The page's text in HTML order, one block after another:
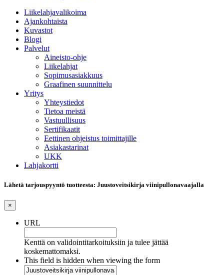
Liikelahjavalikoima
Ajankohtaista
Kuvastot
Blogi
Palvelut
Aineisto-ohje
Liikelahjat
Sopimusasiakkuus
Graafinen suunnittelu
Yritys
Yhteystiedot
Tietoa meistä
Vastuullisuus
Sertifikaatit
Eettinen ohjeistus toimittajille
Asiakastarinat
UKK
Lahjakortti
Lähetä tarjouspyyntö tuotteesta: Juustoveitsikirja viinipullonavaajalla
×
URL
Kenttä on validointitarkoituksiin ja tulee jättää
koskemattomaksi.
This field is hidden when viewing the form